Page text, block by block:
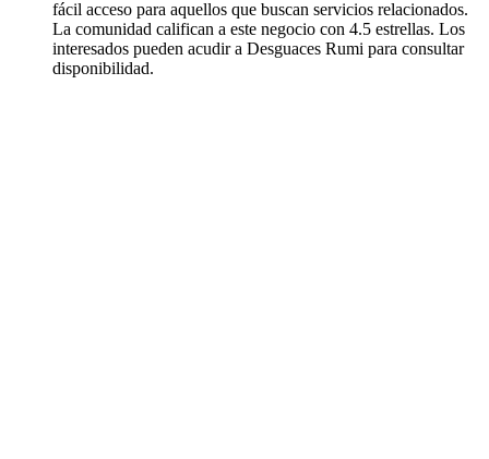
fácil acceso para aquellos que buscan servicios relacionados.
La comunidad califican a este negocio con 4.5 estrellas. Los
interesados pueden acudir a Desguaces Rumi para consultar
disponibilidad.